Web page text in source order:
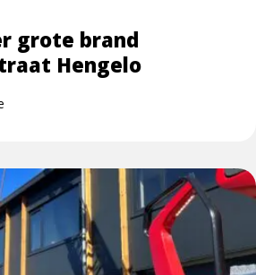
grote brand
Hengelo